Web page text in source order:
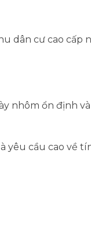
dân cư cao cấp
nhôm ổn định
yêu cầu cao về